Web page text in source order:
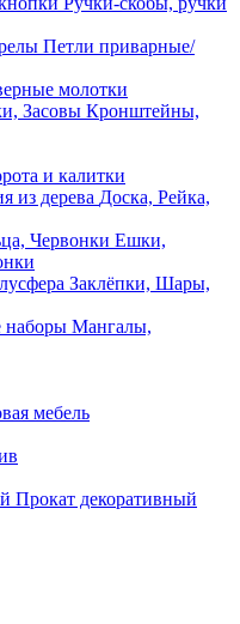
Петли приварные/
молотки
Кронштейны,
и калитки
Доска, Рейка,
Ешки,
Заклёпки, Шары,
Мангалы,
мебель
Прокат декоративный